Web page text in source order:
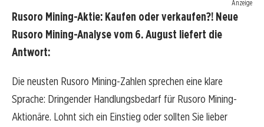
Anzeige
Rusoro Mining-Aktie: Kaufen oder verkaufen?! Neue
Rusoro Mining-Analyse vom 6. August liefert die
Antwort:
Die neusten Rusoro Mining-Zahlen sprechen eine klare
Sprache: Dringender Handlungsbedarf für Rusoro Mining-
Aktionäre. Lohnt sich ein Einstieg oder sollten Sie lieber